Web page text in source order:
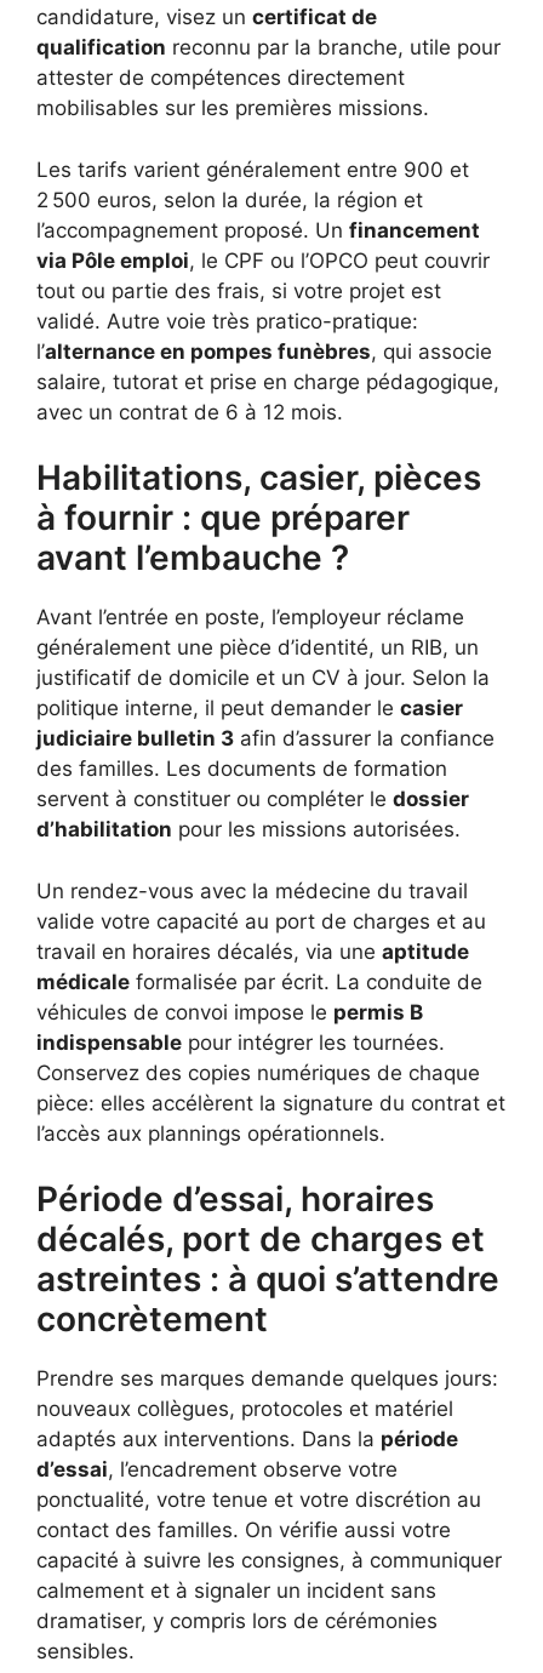
candidature, visez un certificat de
qualification reconnu par la branche, utile pour
attester de compétences directement
mobilisables sur les premières missions.
Les tarifs varient généralement entre 900 et
2 500 euros, selon la durée, la région et
l’accompagnement proposé. Un financement
via Pôle emploi, le CPF ou l’OPCO peut couvrir
tout ou partie des frais, si votre projet est
validé. Autre voie très pratico-pratique:
l’alternance en pompes funèbres, qui associe
salaire, tutorat et prise en charge pédagogique,
avec un contrat de 6 à 12 mois.
Habilitations, casier, pièces
à fournir : que préparer
avant l’embauche ?
Avant l’entrée en poste, l’employeur réclame
généralement une pièce d’identité, un RIB, un
justificatif de domicile et un CV à jour. Selon la
politique interne, il peut demander le casier
judiciaire bulletin 3 afin d’assurer la confiance
des familles. Les documents de formation
servent à constituer ou compléter le dossier
d’habilitation pour les missions autorisées.
Un rendez-vous avec la médecine du travail
valide votre capacité au port de charges et au
travail en horaires décalés, via une aptitude
médicale formalisée par écrit. La conduite de
véhicules de convoi impose le permis B
indispensable pour intégrer les tournées.
Conservez des copies numériques de chaque
pièce: elles accélèrent la signature du contrat et
l’accès aux plannings opérationnels.
Période d’essai, horaires
décalés, port de charges et
astreintes : à quoi s’attendre
concrètement
Prendre ses marques demande quelques jours:
nouveaux collègues, protocoles et matériel
adaptés aux interventions. Dans la période
d’essai, l’encadrement observe votre
ponctualité, votre tenue et votre discrétion au
contact des familles. On vérifie aussi votre
capacité à suivre les consignes, à communiquer
calmement et à signaler un incident sans
dramatiser, y compris lors de cérémonies
sensibles.